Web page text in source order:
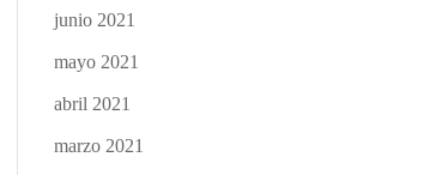
junio 2021
mayo 2021
abril 2021
marzo 2021